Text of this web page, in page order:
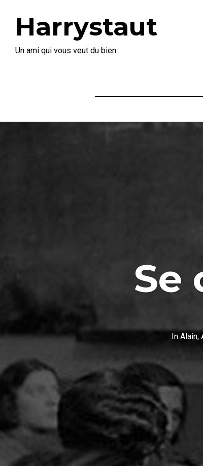
Harrystaut
Un ami qui vous veut du bien
Se
In Alain,